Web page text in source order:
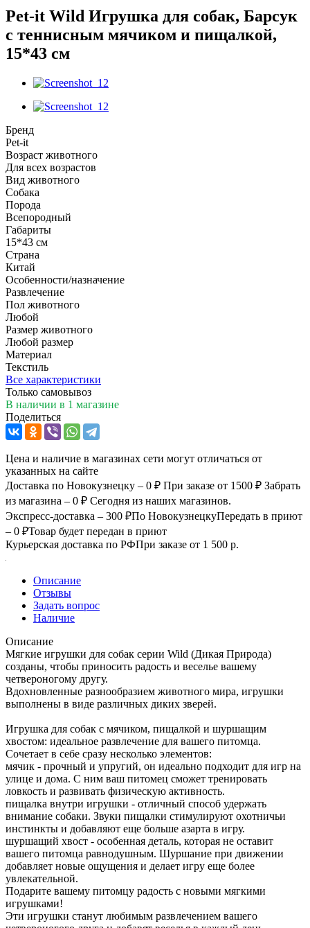
Pet-it Wild Игрушка для собак, Барсук
с теннисным мячиком и пищалкой,
15*43 см
Бренд
Pet-it
Возраст животного
Для всех возрастов
Вид животного
Собака
Порода
Всепородный
Габариты
15*43 см
Страна
Китай
Особенности/назначение
Развлечение
Пол животного
Любой
Размер животного
Любой размер
Материал
Текстиль
Все характеристики
Только самовывоз
В наличии в 1 магазине
Поделиться
Цена и наличие в магазинах сети могут отличаться от
указанных на сайте
Доставка по Новокузнецку – 0 ₽ При заказе от 1500 ₽ Забрать
из магазина – 0 ₽ Сегодня из наших магазинов.
Экспресс-доставка – 300 ₽По НовокузнецкуПередать в приют
– 0 ₽Товар будет передан в приют
Курьерская доставка по РФПри заказе от 1 500 р.
Описание
Отзывы
Задать вопрос
Наличие
Описание
Мягкие игрушки для собак серии Wild (Дикая Природа)
созданы, чтобы приносить радость и веселье вашему
четвероногому другу.
Вдохновленные разнообразием животного мира, игрушки
выполнены в виде различных диких зверей.
Игрушка для собак с мячиком, пищалкой и шуршащим
хвостом: идеальное развлечение для вашего питомца.
Сочетает в себе сразу несколько элементов:
мячик - прочный и упругий, он идеально подходит для игр на
улице и дома. С ним ваш питомец сможет тренировать
ловкость и развивать физическую активность.
пищалка внутри игрушки - отличный способ удержать
внимание собаки. Звуки пищалки стимулируют охотничьи
инстинкты и добавляют еще больше азарта в игру.
шуршащий хвост - особенная деталь, которая не оставит
вашего питомца равнодушным. Шуршание при движении
добавляет новые ощущения и делает игру еще более
увлекательной.
Подарите вашему питомцу радость с новыми мягкими
игрушками!
Эти игрушки станут любимым развлечением вашего